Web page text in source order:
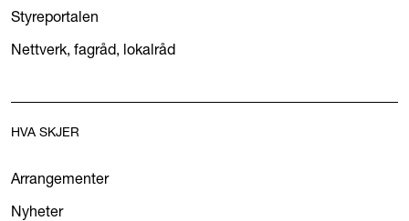
Styreportalen
Nettverk, fagråd, lokalråd
HVA SKJER
Arrangementer
Nyheter